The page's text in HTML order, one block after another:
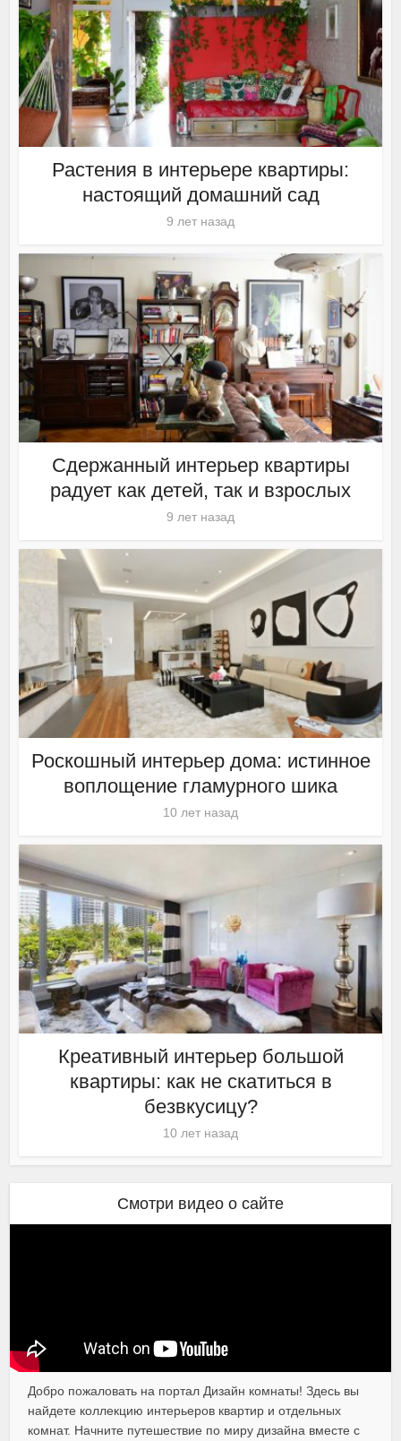
Растения в интерьере квартиры:
настоящий домашний сад
9 лет назад
Сдержанный интерьер квартиры
радует как детей, так и взрослых
9 лет назад
Роскошный интерьер дома: истинное
воплощение гламурного шика
10 лет назад
Креативный интерьер большой
квартиры: как не скатиться в
безвкусицу?
10 лет назад
Смотри видео о сайте
Добро пожаловать на портал Дизайн комнаты! Здесь вы
найдете коллекцию интерьеров квартир и отдельных
комнат. Начните путешествие по миру дизайна вместе с